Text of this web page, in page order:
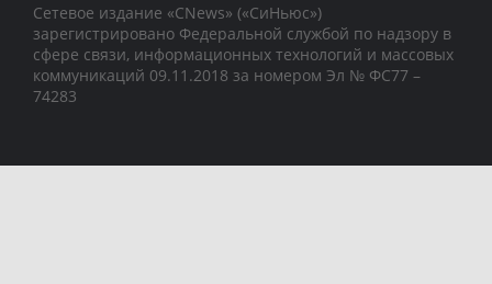
Сетевое издание «CNews» («СиНьюс»)
зарегистрировано Федеральной службой по надзору в
сфере связи, информационных технологий и массовых
коммуникаций 09.11.2018 за номером Эл № ФС77 –
74283